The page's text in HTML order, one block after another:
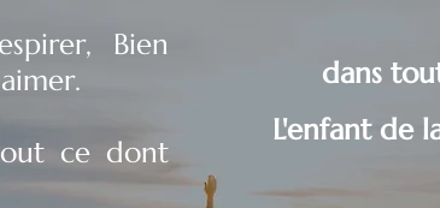
Bien
ce dont
dans
L'enfant de